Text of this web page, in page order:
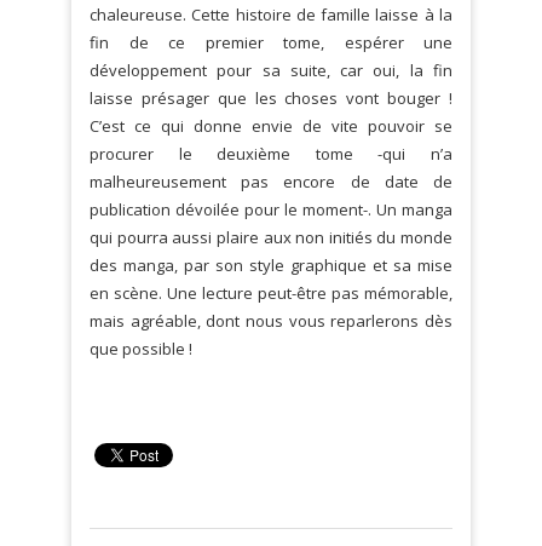
chaleureuse. Cette histoire de famille laisse à la
fin de ce premier tome, espérer une
développement pour sa suite, car oui, la fin
laisse présager que les choses vont bouger !
C’est ce qui donne envie de vite pouvoir se
procurer le deuxième tome -qui n’a
malheureusement pas encore de date de
publication dévoilée pour le moment-. Un manga
qui pourra aussi plaire aux non initiés du monde
des manga, par son style graphique et sa mise
en scène. Une lecture peut-être pas mémorable,
mais agréable, dont nous vous reparlerons dès
que possible !